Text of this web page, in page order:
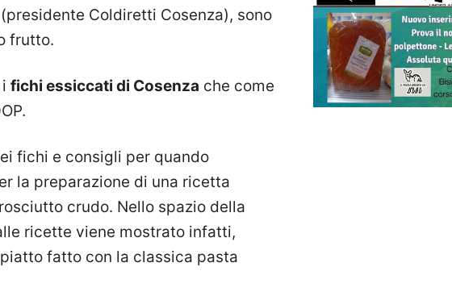
Coldiretti Cosenza), sono
frutto.
fichi essiccati di Cosenza che come
fichi e consigli per quando
la preparazione di una ricetta
crudo. Nello spazio della
ricette viene mostrato infatti,
fatto con la classica pasta